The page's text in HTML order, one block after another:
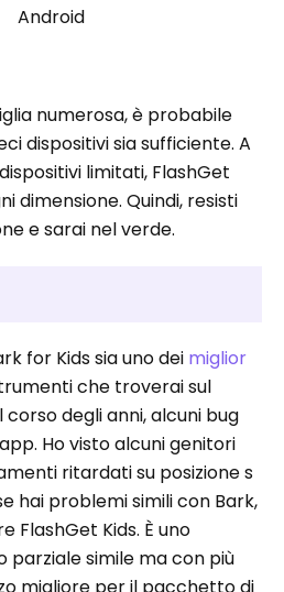
Android
numerosa, è probabile
dispositivi sia sufficiente. A
limitati, FlashGet
dimensione. Quindi, resisti
e sarai nel verde.
for Kids sia uno dei miglior
che troverai sul
degli anni, alcuni bug
Ho visto alcuni genitori
ritardati su posizione s
hai problemi simili con Bark,
FlashGet Kids. È uno
simile ma con più